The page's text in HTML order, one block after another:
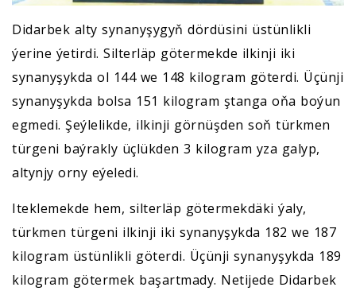
Didarbek alty synanyşygyň dördüsini üstünlikli
ýerine ýetirdi. Silterläp götermekde ilkinji iki
synanyşykda ol 144 we 148 kilogram göterdi. Üçünji
synanyşykda bolsa 151 kilogram ştanga oňa boýun
egmedi. Şeýlelikde, ilkinji görnüşden soň türkmen
türgeni baýrakly üçlükden 3 kilogram yza galyp,
altynjy orny eýeledi.
Iteklemekde hem, silterläp götermekdäki ýaly,
türkmen türgeni ilkinji iki synanyşykda 182 we 187
kilogram üstünlikli göterdi. Üçünji synanyşykda 189
kilogram götermek başartmady. Netijede Didarbek